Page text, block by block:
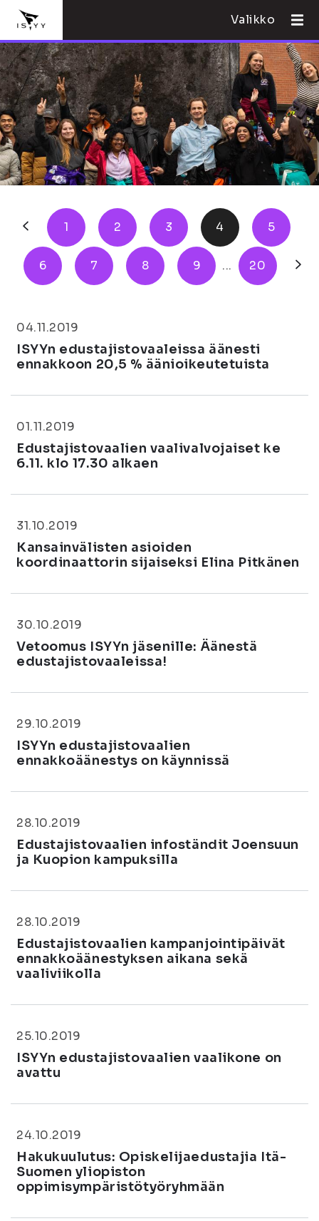
Valikko
1 2 3 4 5
6 7 8 9 ... 20
04.11.2019
ISYYn edustajistovaaleissa äänesti
ennakkoon 20,5 % äänioikeutetuista
01.11.2019
Edustajistovaalien vaalivalvojaiset ke
6.11. klo 17.30 alkaen
31.10.2019
Kansainvälisten asioiden
koordinaattorin sijaiseksi Elina Pitkänen
30.10.2019
Vetoomus ISYYn jäsenille: Äänestä
edustajistovaaleissa!
29.10.2019
ISYYn edustajistovaalien
ennakkoäänestys on käynnissä
28.10.2019
Edustajistovaalien infoständit Joensuun
ja Kuopion kampuksilla
28.10.2019
Edustajistovaalien kampanjointipäivät
ennakkoäänestyksen aikana sekä
vaaliviikolla
25.10.2019
ISYYn edustajistovaalien vaalikone on
avattu
24.10.2019
Hakukuulutus: Opiskelijaedustajia Itä-
Suomen yliopiston
oppimisympäristötyöryhmään